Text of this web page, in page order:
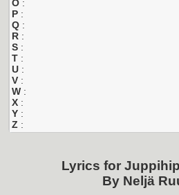
O :
P :
Q :
R :
S :
T :
U :
V :
W :
X :
Y :
Z :
Lyrics for
By Neljä